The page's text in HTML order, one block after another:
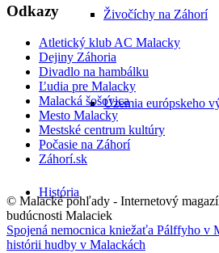
Živočíchy na Záhorí
Územia európskeho
História
Odkazy
Atletický klub AC Malacky
Dejiny Záhoria
Divadlo na hambálku
Ľudia pre Malacky
Malacká šošovica
Mesto Malacky
Mestské centrum kultúry
Počasie na Záhorí
Záhorí.sk
© Malacké pohľady - Internetový
budúcnosti Malaciek
Spojená nemocnica kniežaťa Pálffyho v
histórii hudby v Malackách